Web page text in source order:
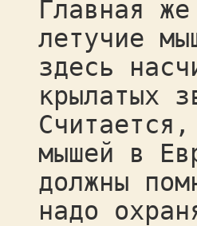
Главная
летучие
здесь
крылатых
мышей в
должны
надо